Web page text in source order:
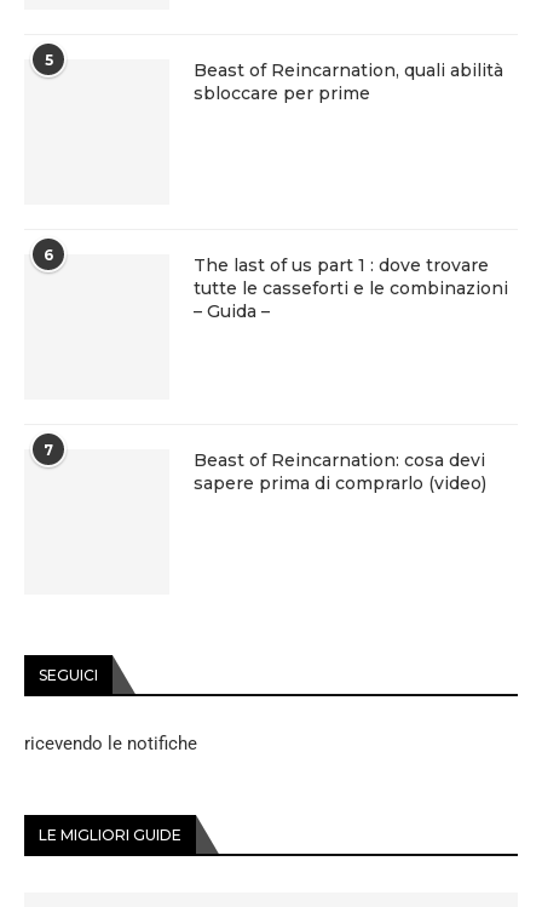
5
Beast of Reincarnation, quali abilità
sbloccare per prime
6
The last of us part 1 : dove trovare
tutte le casseforti e le combinazioni
– Guida –
7
Beast of Reincarnation: cosa devi
sapere prima di comprarlo (video)
SEGUICI
ricevendo le notifiche
LE MIGLIORI GUIDE